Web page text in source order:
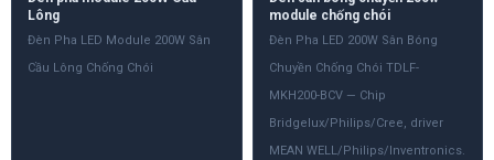
Lông
Đèn Pha LED Module 200W Sân
Cầu Lông Chống Chói
module chống chói
Đèn Pha LED 200W Sân Bóng
Chuyền Chống Chói TDLF-
MKH200-BCV — Chip
Bridgelux/Philips/Cree, driver
MEAN WELL/Philips/Inventronics.